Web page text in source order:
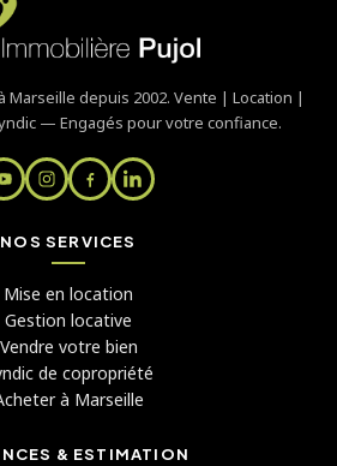
Marseille depuis 2002. Vente | Location |
— Engagés pour votre confiance.
NOS SERVICES
Mise en location
Gestion locative
Vendre votre bien
de copropriété
à Marseille
& ESTIMATION